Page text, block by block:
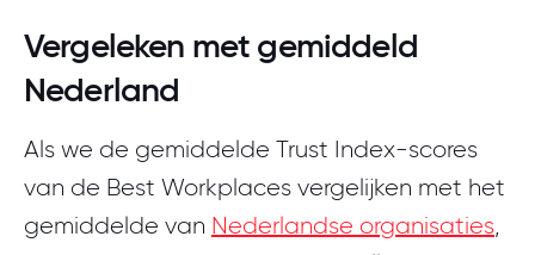
Vergeleken met gemiddeld
Nederland
Als we de gemiddelde Trust Index-scores
van de Best Workplaces vergelijken met het
gemiddelde van Nederlandse organisaties,